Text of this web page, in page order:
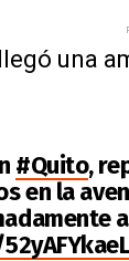
una
#Quito,
en la